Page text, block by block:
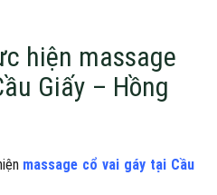
hiện massage
Giấy – Hồng
massage cổ vai gáy tại Cầu